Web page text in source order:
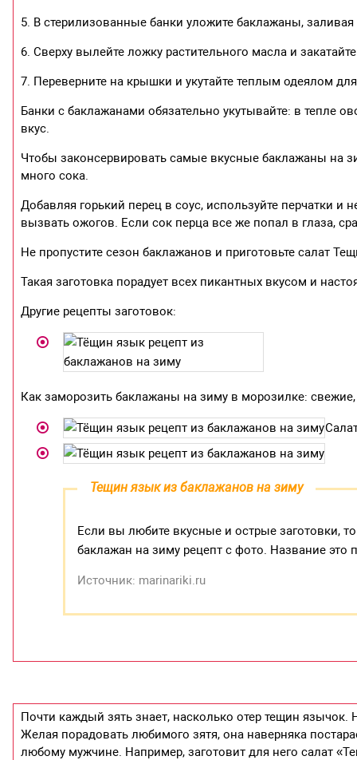
5. В стерилизованные банки уложите баклажаны,
6. Сверху вылейте ложку растительного масла и
7. Переверните на крышки и укутайте теплым одеялом
Банки с баклажанами обязательно укутывайте: в тепле
вкус.
Чтобы законсервировать самые вкусные баклажаны на
много сока.
Добавляя горький перец в соус, используйте перчатки и
вызвать ожогов. Если сок перца все же попал в глаза,
Не пропустите сезон баклажанов и приготовьте салат
Такая заготовка порадует всех пикантных вкусом и
Другие рецепты заготовок:
Как заморозить баклажаны на зиму в морозилке:
Тещин язык из баклажанов на зиму
Если вы любите вкусные и острые заготовки,
баклажан на зиму рецепт с фото. Название это
Источник: marinariki.ru
Почти каждый зять знает, насколько отер тещин
Желая порадовать любимого зятя, она наверняка
любому мужчине. Например, заготовит для него салат